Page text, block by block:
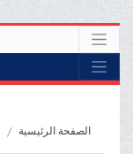
الصفحة الرئيسية